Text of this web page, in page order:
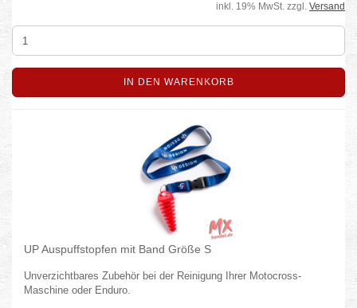
inkl. 19% MwSt. zzgl. Versand
IN DEN WARENKORB
UP Auspuffstopfen mit Band Größe S
Unverzichtbares Zubehör bei der Reinigung Ihrer Motocross-
Maschine oder Enduro.